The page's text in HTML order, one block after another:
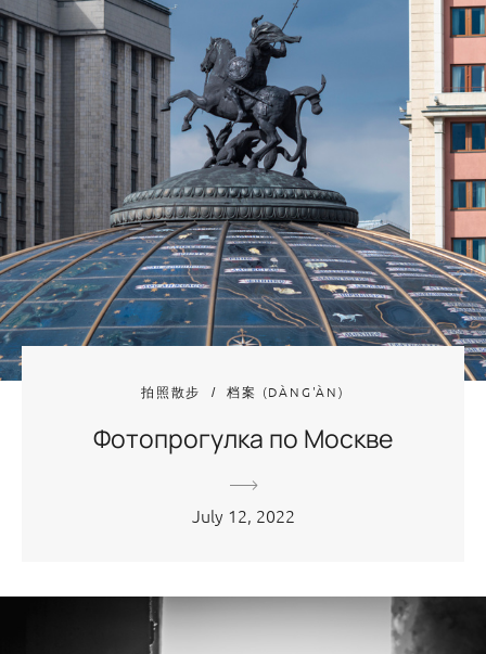
拍照散步 档案 (DÀNG'ÀN)
Фотопрогулка по Москве
July 12, 2022